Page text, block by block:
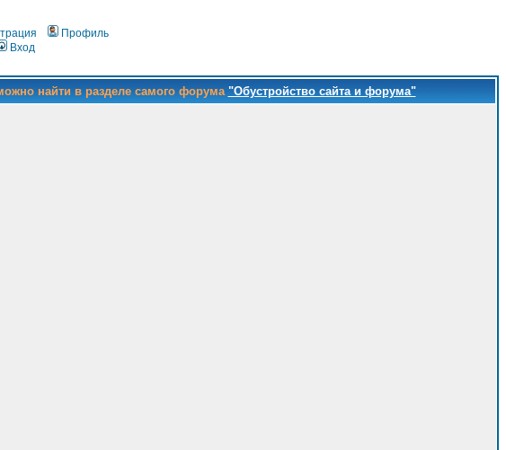
Профиль
Вход
найти в разделе самого форума "Обустройство сайта и форума"